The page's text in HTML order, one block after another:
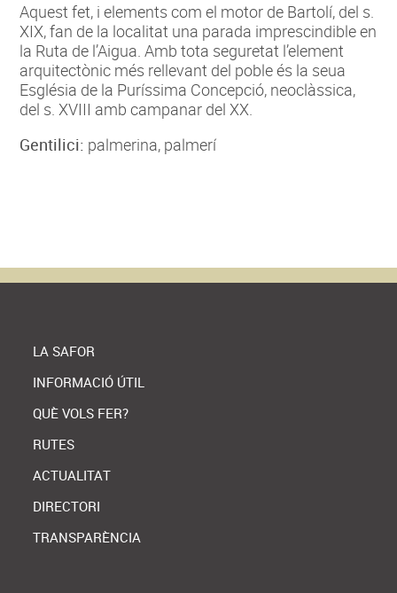
Aquest fet, i elements com el motor de Bartolí, del s.
XIX, fan de la localitat una parada imprescindible en
la Ruta de l’Aigua. Amb tota seguretat l’element
arquitectònic més rellevant del poble és la seua
Església de la Puríssima Concepció, neoclàssica,
del s. XVIII amb campanar del XX.
Gentilici: palmerina, palmerí
LA SAFOR
INFORMACIÓ ÚTIL
QUÈ VOLS FER?
RUTES
ACTUALITAT
DIRECTORI
TRANSPARÈNCIA